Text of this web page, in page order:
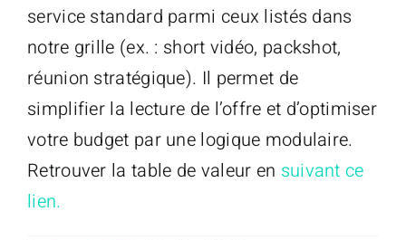
service standard parmi ceux listés dans
notre grille (ex. : short vidéo, packshot,
réunion stratégique). Il permet de
simplifier la lecture de l’offre et d’optimiser
votre budget par une logique modulaire.
Retrouver la table de valeur en suivant ce
lien.